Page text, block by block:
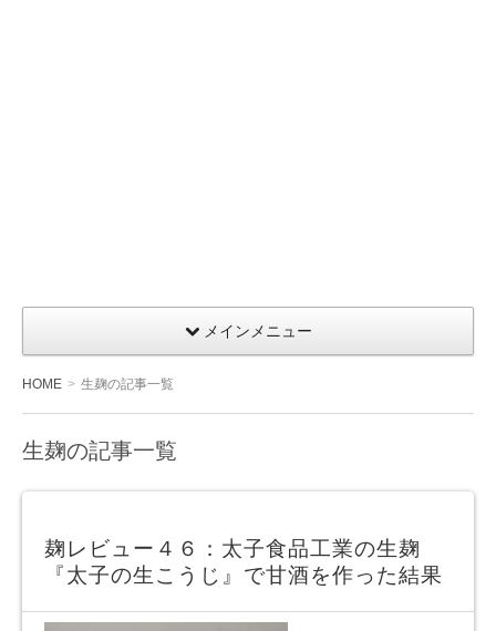
メインメニュー
HOME 生麹の記事一覧
生麹の記事一覧
麹レビュー４６：太子食品工業の生麹
『太子の生こうじ』で甘酒を作った結果